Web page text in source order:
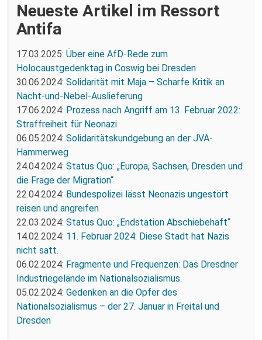
Neueste Artikel im Ressort
Antifa
17.03.2025: Über eine AfD-Rede zum
Holocaustgedenktag in Coswig bei Dresden
30.06.2024: Solidarität mit Maja – Scharfe Kritik an
Nacht-und-Nebel-Auslieferung
17.06.2024: Prozess nach Angriff am 13. Februar 2022:
Straffreiheit für Neonazi
06.05.2024: Solidaritätskundgebung an der JVA-
Hammerweg
24.04.2024: Status Quo: „Europa, Sachsen, Dresden und
die Frage der Migration“
22.04.2024: Bundespolizei lässt Neonazis ungestört
reisen und angreifen
22.03.2024: Status Quo: „Endstation Abschiebehaft“
14.02.2024: 11. Februar 2024: Diese Stadt hat Nazis
nicht satt.
06.02.2024: Fragmente und Frequenzen: Das Dresdner
Industriegelände im Nationalsozialismus.
05.02.2024: Gedenken an die Opfer des
Nationalsozialismus – der 27. Januar in Freital und
Dresden